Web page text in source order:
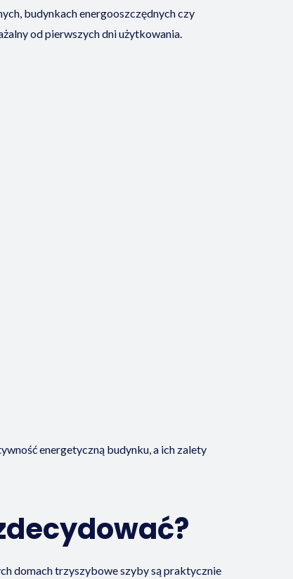
budynkach energooszczędnych czy
od pierwszych dni użytkowania.
energetyczną budynku, a ich zalety
domach trzyszybowe szyby są praktycznie